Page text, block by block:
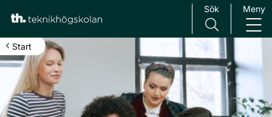
Main Navigation
Sök Meny
Start